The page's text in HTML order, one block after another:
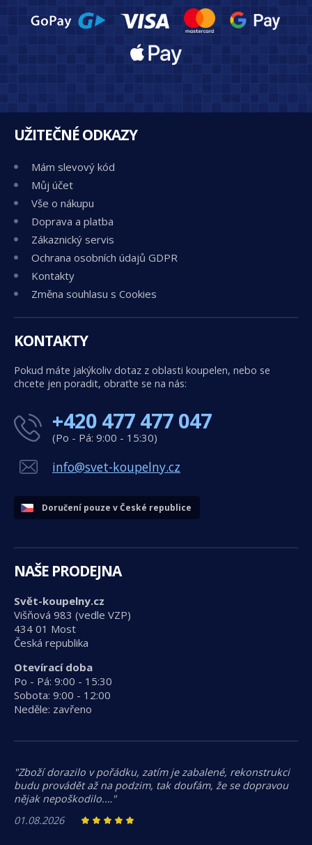
UŽITEČNÉ ODKAZY
Mám slevový kód
Můj účet
Vše o nákupu
Doprava a platba
Zákaznický servis
Ochrana osobních údajů GDPR
Kontakty
Změna souhlasu s Cookies
KONTAKTY
Pokud máte jakýkoliv dotaz z oblasti koupelen, nebo se
chcete jen poradit, obraťte se na nás:
+420 477 477 047
(Po - Pá: 9:00 - 15:30)
info@svet-koupelny.cz
Doručení pouze v České republice
NAŠE PRODEJNA
Svět-koupelny.cz
Višňová 983 (vedle VZP)
434 01 Most
Česká republika
Otevírací doba
Po - Pá: 9:00 - 15:30
Sobota: 9:00 - 12:00
Neděle: zavřeno
"Zboží dorazilo v pořádku, zatím je zabalené, rekonstrukci
budu provádět až na podzim, tak doufám, že se dopravou
nějak nepoškodilo.…"
01.08.2026